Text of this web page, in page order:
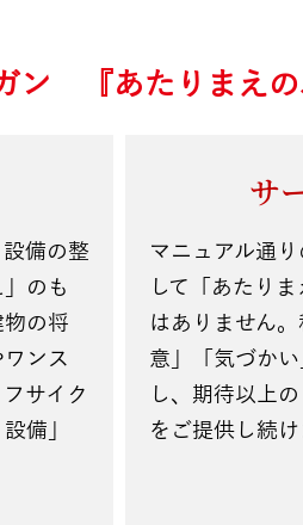
ン 『あたりまえの
備の整
のも
の将
ンス
サイク
備」
サ
マニュアル通
して「あたり
はありません
意」「気づか
し、期待以上
をご提供し続け